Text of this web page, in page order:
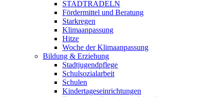
STADTRADELN
Fördermittel und Beratung
Starkregen
Klimaanpassung
Hitze
Woche der Klimaanpassung
Bildung & Erziehung
Stadtjugendpflege
Schulsozialarbeit
Schulen
Kindertageseinrichtungen